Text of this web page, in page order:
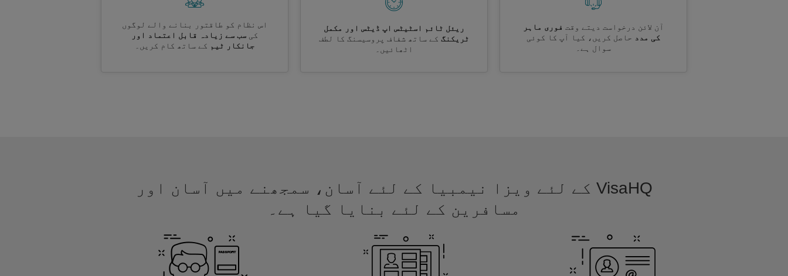
آن لائن درخواست دیتے وقت فوری ماہر
کی مدد حاصل کریں، کیا آپ کا کوئی
سوال ہے۔
ریئل ٹائم اسٹیٹس اپ ڈیٹس اور مکمل
ٹریکنگ کے ساتھ شفاف پروسیسنگ کا لطف
اٹھائیں۔
اس نظام کو طاقتور بنانے والے لوگوں
کی سب سے زیادہ قابل اعتماد اور
جانکار ٹیم کے ساتھ کام کریں۔
VisaHQ کے لئے ویزا نیمبیا کے لئے آسان، سمجھنے میں آسان اور
مسافرین کے لئے بنایا گیا ہے۔